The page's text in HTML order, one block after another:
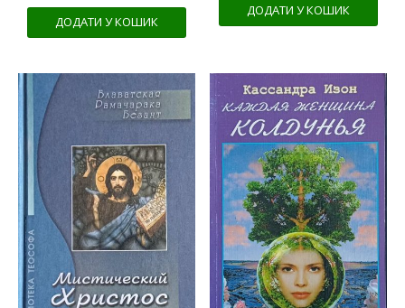
ДОДАТИ У КОШИК
ДОДАТИ У КОШИК